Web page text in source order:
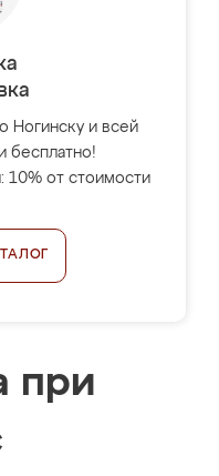
Ногинску и всей
бесплатно!
10% от стоимости
при